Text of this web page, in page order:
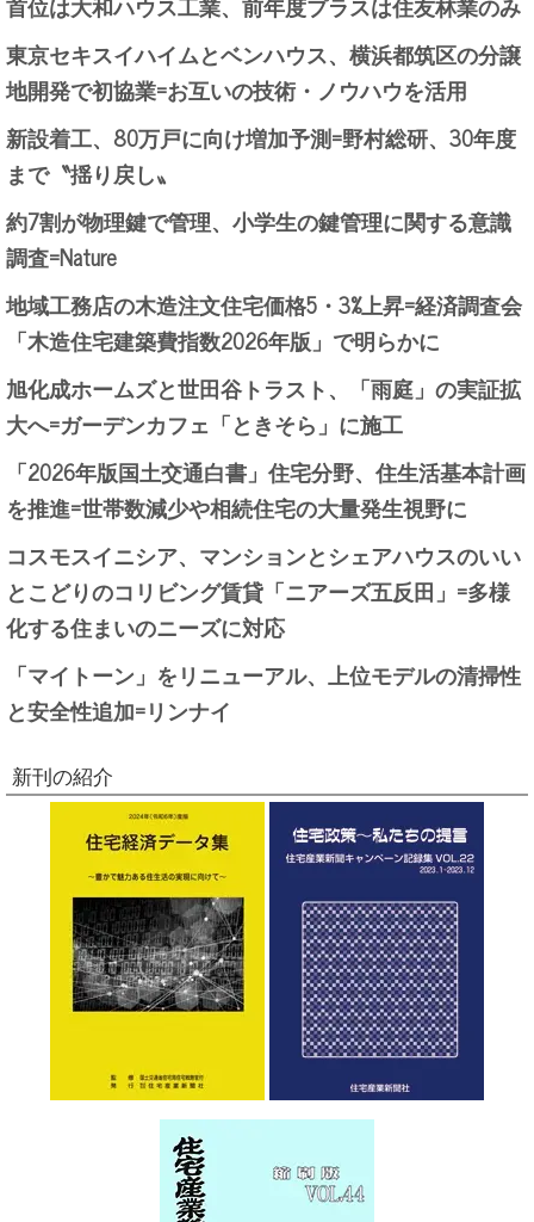
東京セキスイハイムとベンハウス、横浜都筑区の分譲
地開発で初協業=お互いの技術・ノウハウを活用
新設着工、80万戸に向け増加予測=野村総研、30年度
まで〝揺り戻し〟
約7割が物理鍵で管理、小学生の鍵管理に関する意識
調査=Nature
地域工務店の木造注文住宅価格5・3%上昇=経済調査会
「木造住宅建築費指数2026年版」で明らかに
旭化成ホームズと世田谷トラスト、「雨庭」の実証拡
大へ=ガーデンカフェ「ときそら」に施工
「2026年版国土交通白書」住宅分野、住生活基本計画
を推進=世帯数減少や相続住宅の大量発生視野に
コスモスイニシア、マンションとシェアハウスのいい
とこどりのコリビング賃貸「ニアーズ五反田」=多様
化する住まいのニーズに対応
「マイトーン」をリニューアル、上位モデルの清掃性
と安全性追加=リンナイ
新刊の紹介